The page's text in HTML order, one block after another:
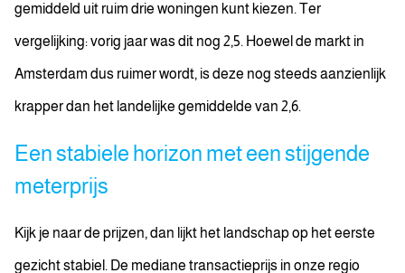
gemiddeld uit ruim drie woningen kunt kiezen. Ter
vergelijking: vorig jaar was dit nog 2,5. Hoewel de markt in
Amsterdam dus ruimer wordt, is deze nog steeds aanzienlijk
krapper dan het landelijke gemiddelde van 2,6.
Een stabiele horizon met een stijgende
meterprijs
Kijk je naar de prijzen, dan lijkt het landschap op het eerste
gezicht stabiel. De mediane transactieprijs in onze regio